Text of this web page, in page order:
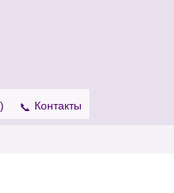
) Контакты